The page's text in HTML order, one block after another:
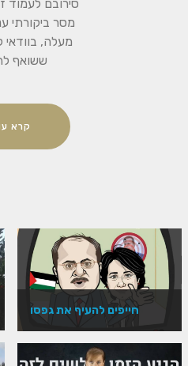
סירובם לעמוד
מסר ביקורתי
מעלה, בוודאי
ששואף
קרא
חייפים להעיף את גפסו